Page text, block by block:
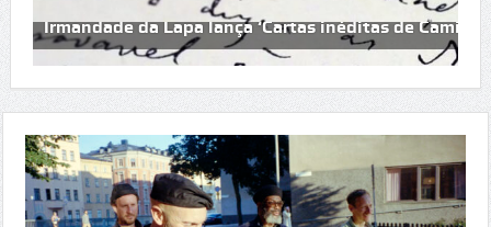
Irmandade da Lapa lança ‘Cartas inéditas de Camilo